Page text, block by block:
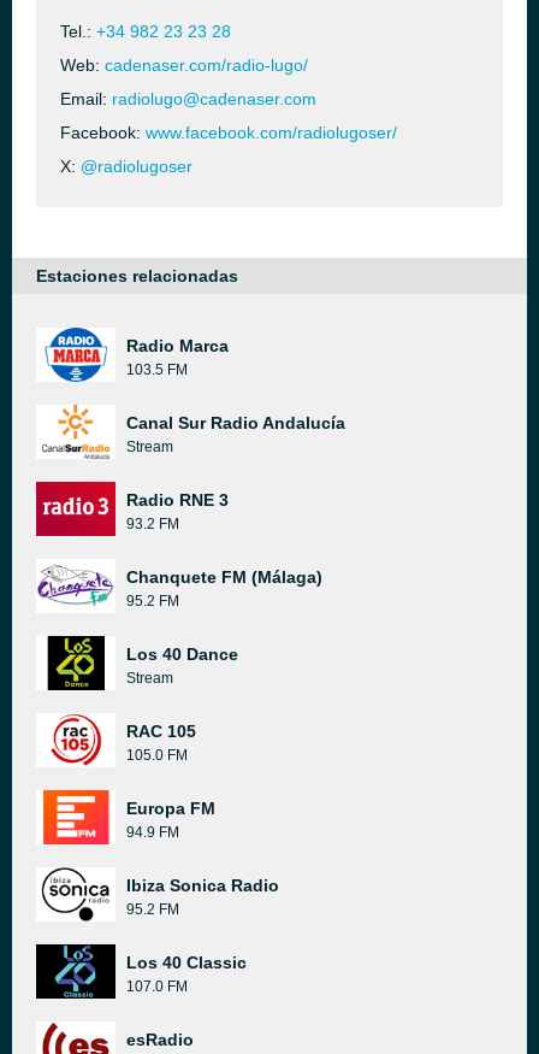
Tel.: +34 982 23 23 28
Web: cadenaser.com/radio-lugo/
Email: radiolugo@cadenaser.com
Facebook: www.facebook.com/radiolugoser/
X: @radiolugoser
Estaciones relacionadas
Radio Marca
103.5 FM
Canal Sur Radio Andalucía
Stream
Radio RNE 3
93.2 FM
Chanquete FM (Málaga)
95.2 FM
Los 40 Dance
Stream
RAC 105
105.0 FM
Europa FM
94.9 FM
Ibiza Sonica Radio
95.2 FM
Los 40 Classic
107.0 FM
esRadio